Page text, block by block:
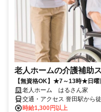
老人ホームの介護補助
【無資格OK】★7～13時★日
老人ホーム はるさん家
交通・アクセス 誉田駅から
時給1,300円以上